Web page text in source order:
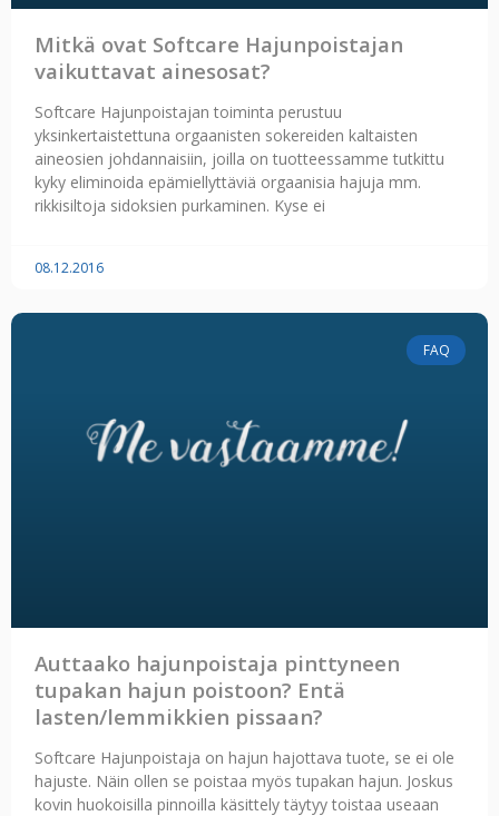
Mitkä ovat Softcare Hajunpoistajan
vaikuttavat ainesosat?
Softcare Hajunpoistajan toiminta perustuu
yksinkertaistettuna orgaanisten sokereiden kaltaisten
aineosien johdannaisiin, joilla on tuotteessamme tutkittu
kyky eliminoida epämiellyttäviä orgaanisia hajuja mm.
rikkisiltoja sidoksien purkaminen. Kyse ei
08.12.2016
FAQ
Auttaako hajunpoistaja pinttyneen
tupakan hajun poistoon? Entä
lasten/lemmikkien pissaan?
Softcare Hajunpoistaja on hajun hajottava tuote, se ei ole
hajuste. Näin ollen se poistaa myös tupakan hajun. Joskus
kovin huokoisilla pinnoilla käsittely täytyy toistaa useaan